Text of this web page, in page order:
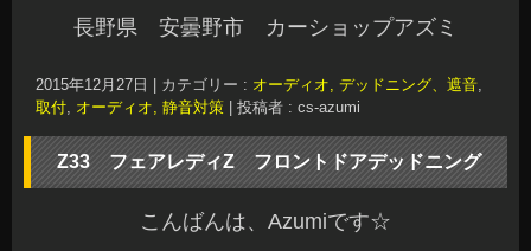
長野県 安曇野市 カーショップアズミ
2015年12月27日 カテゴリー : オーディオ, デッドニング、遮音,
取付, オーディオ, 静音対策 投稿者 : cs-azumi
Z33 フェアレディZ フロントドアデッドニング
こんばんは、Azumiです☆